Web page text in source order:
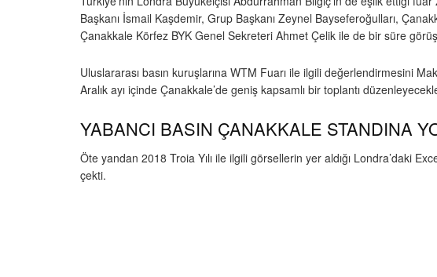
Başkanı İsmail Kaşdemir, Grup Başkanı Zeynel Bayseferoğulları,
Çanakkale Körfez BYK Genel Sekreteri Ahmet Çelik ile de bir süre
Uluslararası basın kuruşlarına WTM Fuarı ile ilgili değerlendirmesini
Aralık ayı içinde Çanakkale’de geniş kapsamlı bir toplantı
YABANCI BASIN ÇANAKKALE STANDINA
Öte yandan 2018 Troia Yılı ile ilgili görsellerin yer aldığı Londra’daki
çekti.